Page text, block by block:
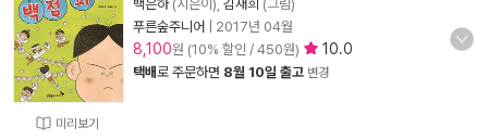
미리보기
백은하(지은이), 김재희 (그림)
푸른숲주니어
2017년 04월
8,100원 (10% 할인 / 450원) 10.0
택배로 주문하면 8월 10일 출고 변경